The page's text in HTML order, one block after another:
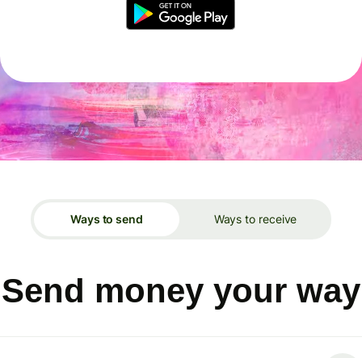
Ways to send Ways to receive
Send money your way